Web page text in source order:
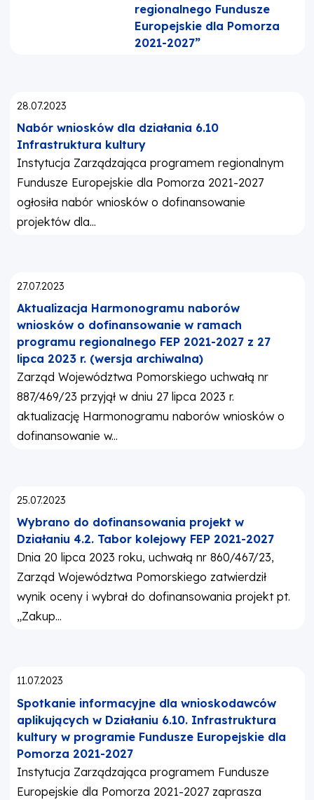
regionalnego Fundusze
Europejskie dla Pomorza
2021-2027”
Opublikowano:
28.07.2023
Nabór wniosków dla działania 6.10
Infrastruktura kultury
Instytucja Zarządzająca programem regionalnym
Fundusze Europejskie dla Pomorza 2021-2027
ogłosiła nabór wniosków o dofinansowanie
projektów dla...
Opublikowano:
27.07.2023
Aktualizacja Harmonogramu naborów
wniosków o dofinansowanie w ramach
programu regionalnego FEP 2021-2027 z 27
lipca 2023 r. (wersja archiwalna)
Zarząd Województwa Pomorskiego uchwałą nr
887/469/23 przyjął w dniu 27 lipca 2023 r.
aktualizację Harmonogramu naborów wniosków o
dofinansowanie w...
Opublikowano:
25.07.2023
Wybrano do dofinansowania projekt w
Działaniu 4.2. Tabor kolejowy FEP 2021-2027
Dnia 20 lipca 2023 roku, uchwałą nr 860/467/23,
Zarząd Województwa Pomorskiego zatwierdził
wynik oceny i wybrał do dofinansowania projekt pt.
„Zakup...
Opublikowano:
11.07.2023
Spotkanie informacyjne dla wnioskodawców
aplikujących w Działaniu 6.10. Infrastruktura
kultury w programie Fundusze Europejskie dla
Pomorza 2021-2027
Instytucja Zarządzająca programem Fundusze
Europejskie dla Pomorza 2021-2027 zaprasza